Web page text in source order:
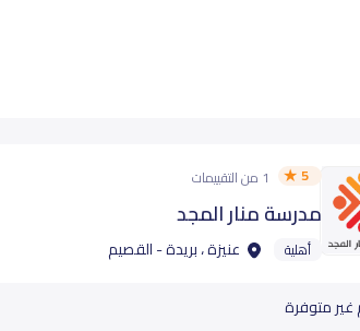
5 1 من التقييمات
مدرسة منار المجد
أهلية عنيزة ، بريدة - القصيم
غير متوفرة